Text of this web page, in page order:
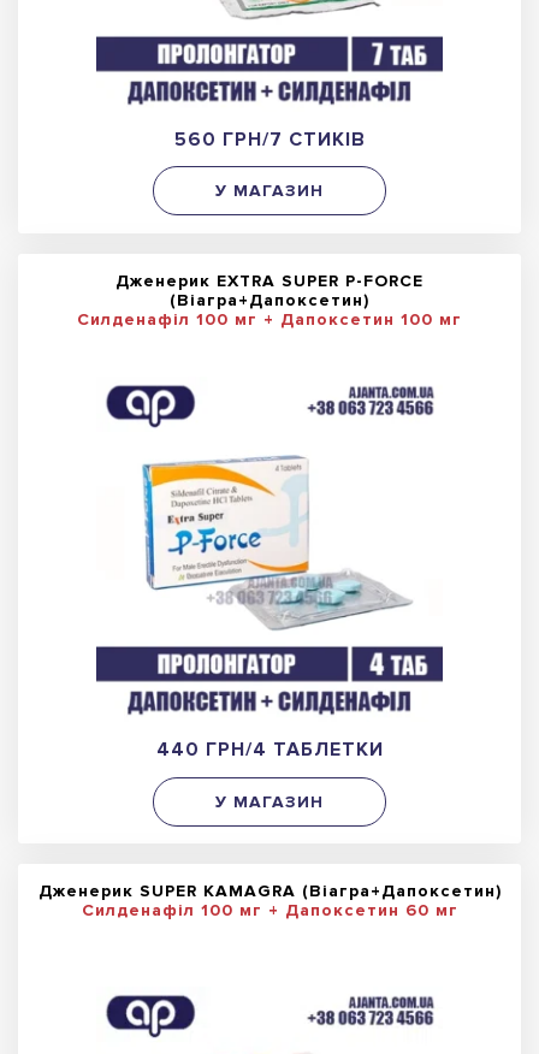
560 ГРН/7 СТИКІВ
У МАГАЗИН
Дженерик EXTRA SUPER P-FORCE
(Віагра+Дапоксетин)
Силденафіл 100 мг + Дапоксетин 100 мг
440 ГРН/4 ТАБЛЕТКИ
У МАГАЗИН
Дженерик SUPER KAMAGRA (Віагра+Дапоксетин)
Силденафіл 100 мг + Дапоксетин 60 мг